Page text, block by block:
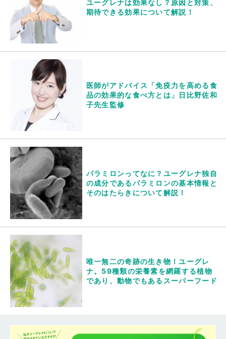
ユーグレナは効果なし？原因と対策、
期待できる効果について解説！
医師がアドバイス「免疫力を高める食
品の効果的な食べ方とは」日比野佐和
子先生監修
パラミロンってなに？ユーグレナ独自
の成分であるパラミロンの基本情報と
そのはたらきについて解説！
唯一無二の奇跡の生き物！ユーグレ
ナ。59種類の栄養素を網羅する植物
であり、動物でもあるスーパーフード